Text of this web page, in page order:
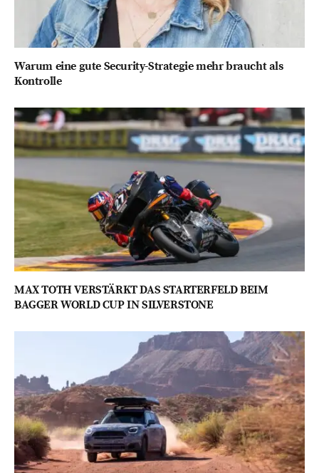
Warum eine gute Security-Strategie mehr braucht als
Kontrolle
MAX TOTH VERSTÄRKT DAS STARTERFELD BEIM
BAGGER WORLD CUP IN SILVERSTONE